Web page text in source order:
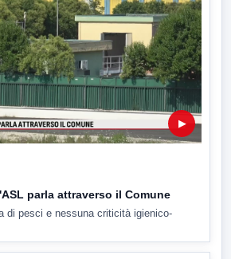
▶
parla attraverso il Comune
di pesci e nessuna criticità igienico-